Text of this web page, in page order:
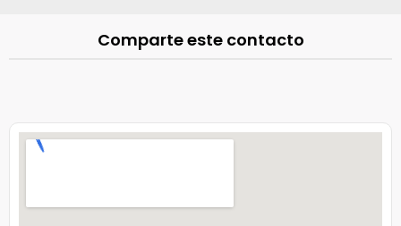
Comparte este contacto